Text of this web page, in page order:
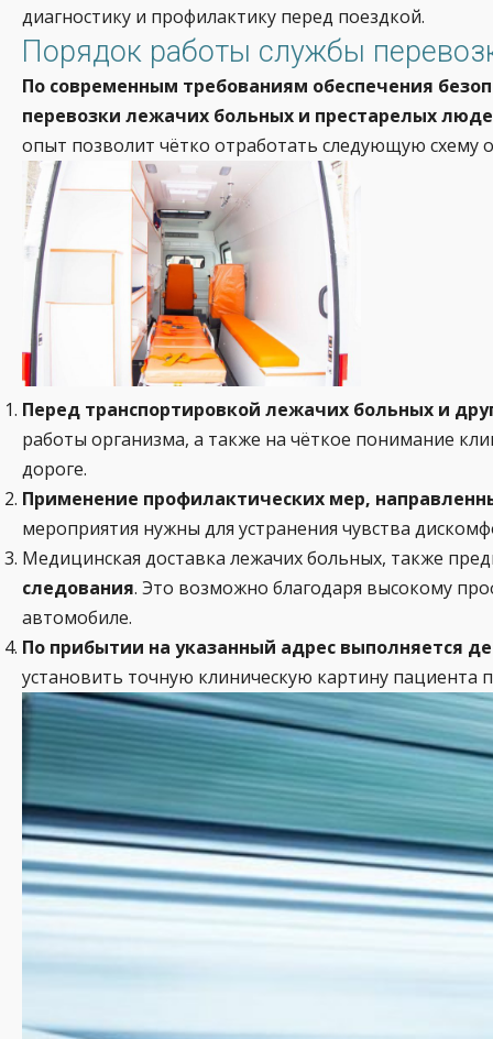
диагностику и профилактику перед поездкой.
Порядок работы службы
По современным требованиям обеспечения
перевозки лежачих больных и престарелых
опыт позволит чётко отработать следующую схему
Перед транспортировкой лежачих больных и
работы организма, а также на чёткое понимание
дороге.
Применение профилактических мер,
мероприятия нужны для устранения чувства
Медицинская доставка лежачих больных, также
следования. Это возможно благодаря высокому
автомобиле.
По прибытии на указанный адрес выполняется
установить точную клиническую картину пациента